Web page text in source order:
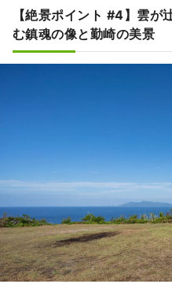
【絶景ポイント #4】雲が
む鎮魂の像と勤崎の美景